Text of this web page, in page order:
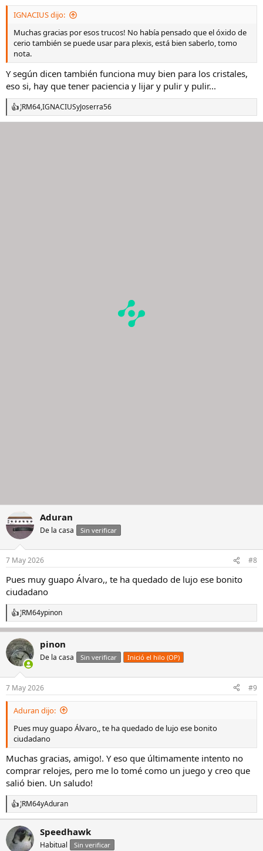
s
IGNACIUS dijo:
Muchas gracias por esos trucos! No había pensado que el óxido de
cerio también se puede usar para plexis, está bien saberlo, tomo
nota.
Y según dicen también funciona muy bien para los cristales,
eso si, hay que tener paciencia y lijar y pulir y pulir...
R
e
JRM64,IGNACIUSyJoserra56
Aduran
De la casa Sin verificar
7 May 2026 #8
Pues muy guapo Álvaro,, te ha quedado de lujo ese bonito
ciudadano
R
e
c
c
i
e
s
JRM64ypinon
pinon
De la casa Sin verificar Inició el hilo (OP)
7 May 2026 #9
Aduran dijo:
Pues muy guapo Álvaro,, te ha quedado de lujo ese bonito
ciudadano
Muchas gracias, amigo!. Y eso que últimamente intento no
comprar relojes, pero me lo tomé como un juego y creo que
salió bien. Un saludo!
R
e
a
c
c
JRM64yAduran
Speedhawk
Habitual Sin verificar